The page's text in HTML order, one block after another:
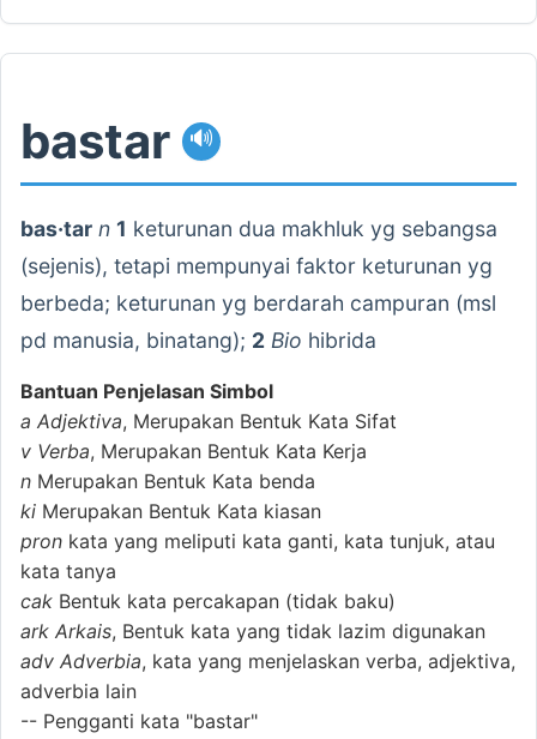
bastar 🔊
bas·tar n 1 keturunan dua makhluk yg sebangsa
(sejenis), tetapi mempunyai faktor keturunan yg
berbeda; keturunan yg berdarah campuran (msl
pd manusia, binatang); 2 Bio hibrida
Bantuan Penjelasan Simbol
a Adjektiva, Merupakan Bentuk Kata Sifat
v Verba, Merupakan Bentuk Kata Kerja
n Merupakan Bentuk Kata benda
ki Merupakan Bentuk Kata kiasan
pron kata yang meliputi kata ganti, kata tunjuk, atau
kata tanya
cak Bentuk kata percakapan (tidak baku)
ark Arkais, Bentuk kata yang tidak lazim digunakan
adv Adverbia, kata yang menjelaskan verba, adjektiva,
adverbia lain
-- Pengganti kata "bastar"